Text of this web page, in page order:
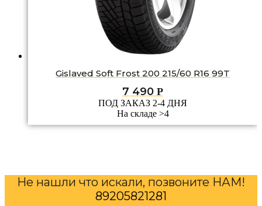
Gislaved Soft Frost 200 215/60 R16 99T
7 490 Р
ПОД ЗАКАЗ 2-4 ДНЯ
На складе >4
Не нашли что искали, позвоните НАМ!
89205821281